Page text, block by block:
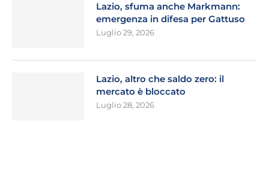
Lazio, sfuma anche Markmann:
emergenza in difesa per Gattuso
Luglio 29, 2026
Lazio, altro che saldo zero: il
mercato è bloccato
Luglio 28, 2026